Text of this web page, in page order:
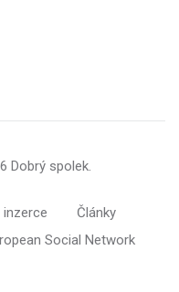
Dobrý spolek.
inzerce
Články
Social Network